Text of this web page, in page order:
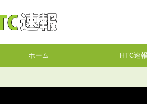
ホーム HTC速